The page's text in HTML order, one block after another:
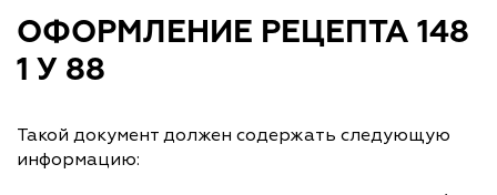
ОФОРМЛЕНИЕ РЕЦЕПТА 148
1 У 88
Такой документ должен содержать следующую
информацию: